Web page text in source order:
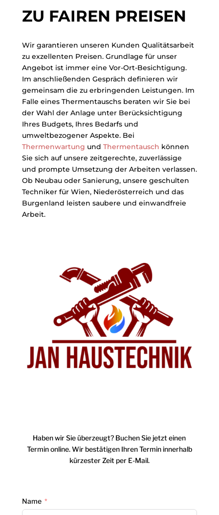
ZU FAIREN PREISEN
Wir garantieren unseren Kunden Qualitätsarbeit
zu exzellenten Preisen. Grundlage für unser
Angebot ist immer eine Vor-Ort-Besichtigung.
Im anschließenden Gespräch definieren wir
gemeinsam die zu erbringenden Leistungen. Im
Falle eines Thermentauschs beraten wir Sie bei
der Wahl der Anlage unter Berücksichtigung
Ihres Budgets, Ihres Bedarfs und
umweltbezogener Aspekte. Bei
Thermenwartung und Thermentausch können
Sie sich auf unsere zeitgerechte, zuverlässige
und prompte Umsetzung der Arbeiten verlassen.
Ob Neubau oder Sanierung, unsere geschulten
Techniker für Wien, Niederösterreich und das
Burgenland leisten saubere und einwandfreie
Arbeit.
Haben wir Sie überzeugt? Buchen Sie jetzt einen
Termin online. Wir bestätigen Ihren Termin innerhalb
kürzester Zeit per E-Mail.
Name